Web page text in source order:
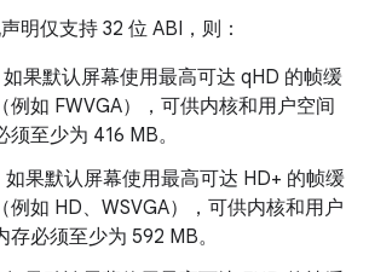
明仅支持 32 位 ABI，则：
如果默认屏幕使用最高可达 qHD 的帧缓
例如 FWVGA），可供内核和用户空间
至少为 416 MB。
如果默认屏幕使用最高可达 HD+ 的帧缓
例如 HD、WSVGA），可供内核和用户
存必须至少为 592 MB。